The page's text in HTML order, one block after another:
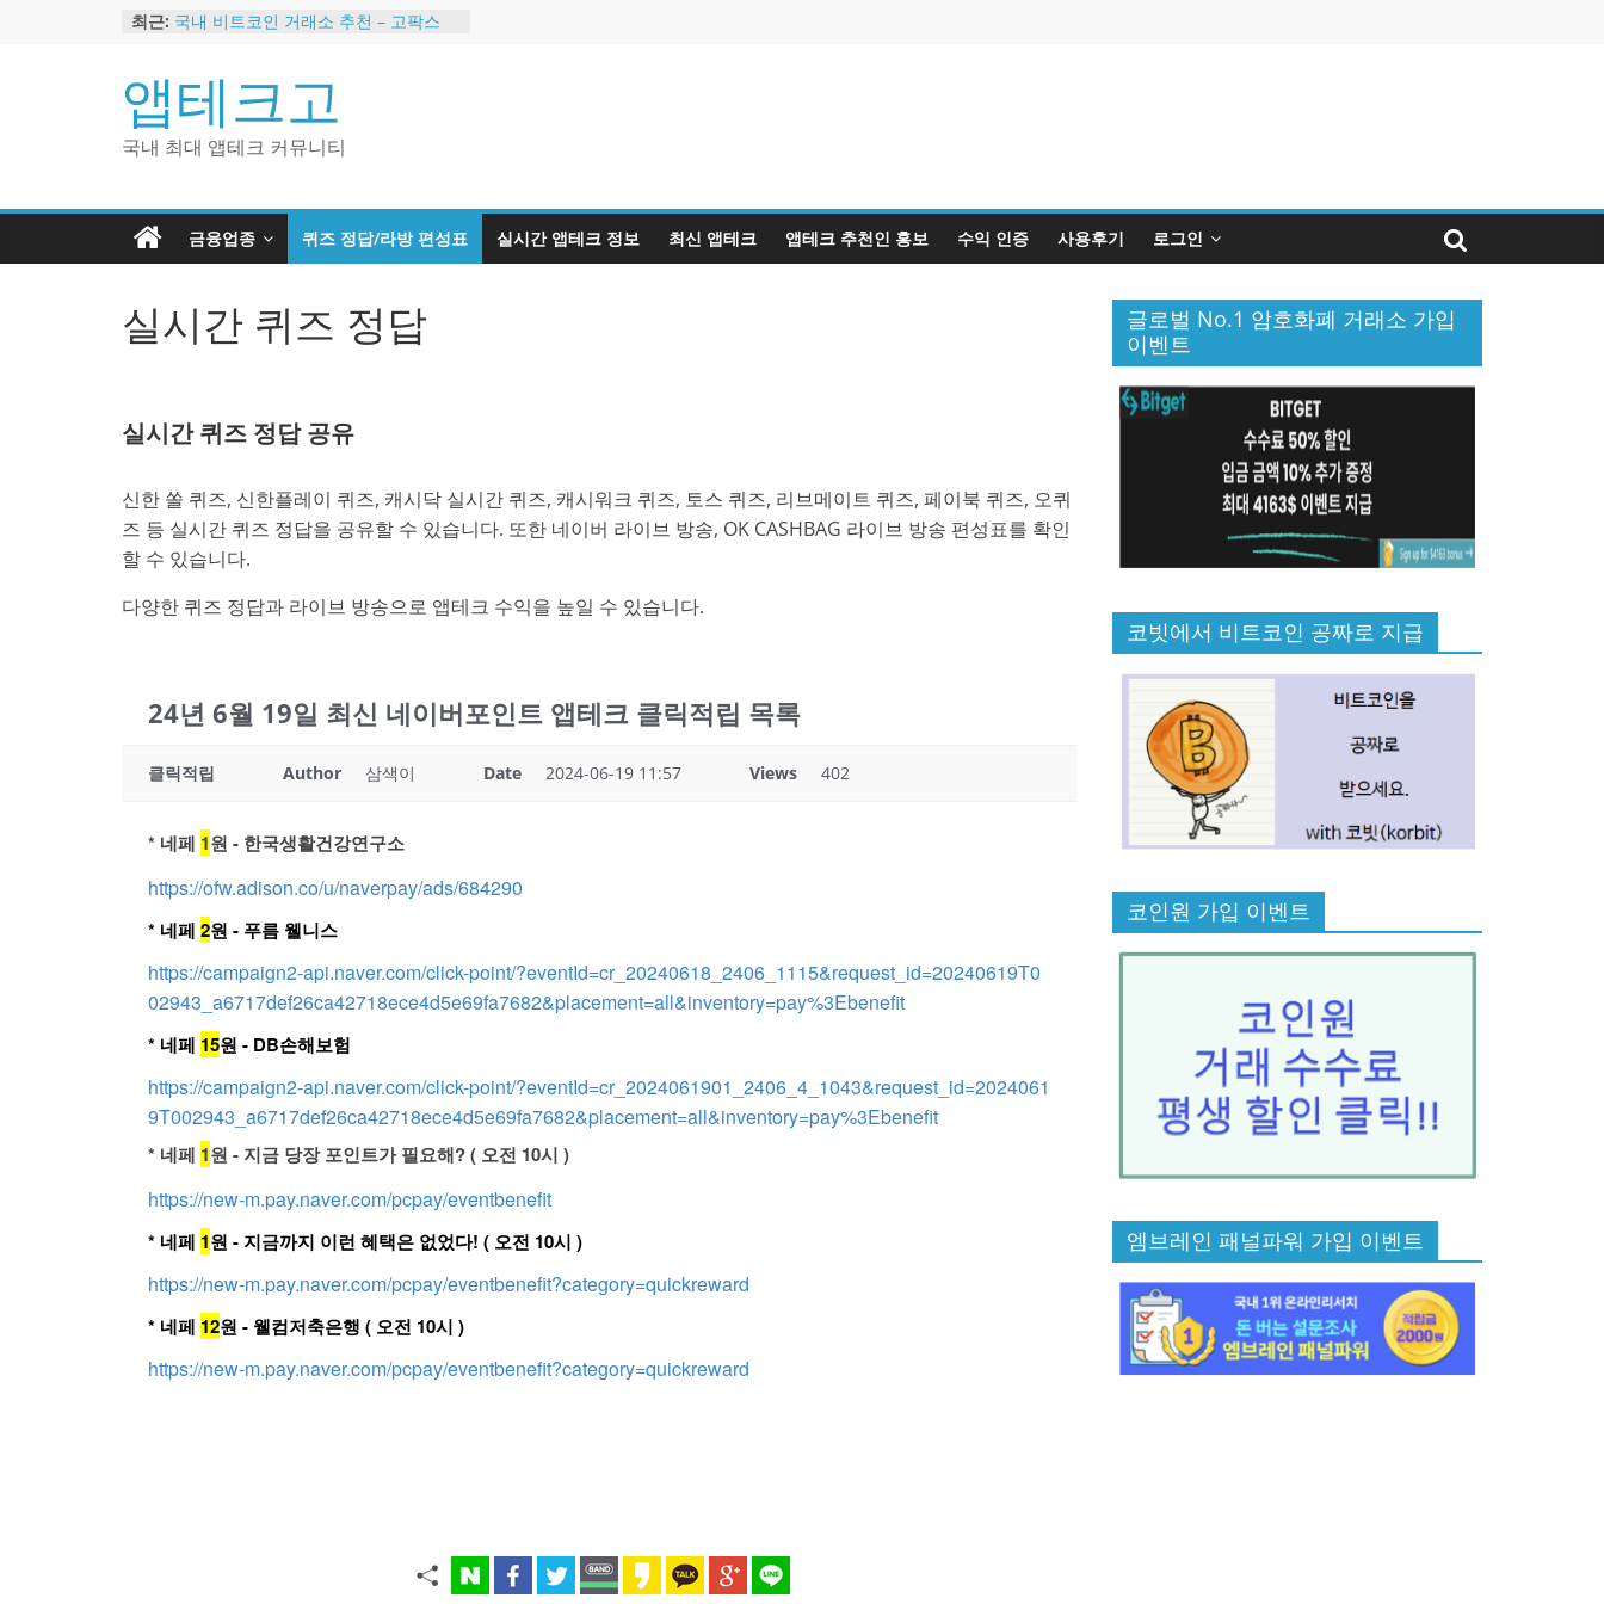
최근: 국내 비트코인 거래소 추천 – 고팍스
2024 강력히 추천하는 은행 멤버십 현
금 앱테크
해외 코인 거래소 추천 순위 BEST 2
현금 지급하는 국내 코인 거래소 추천
앱테크고
국내 최대 앱테크 커뮤니티
금융업종 퀴즈 정답/라방 편성표 실시간 앱테크 정보 최신 앱테크 앱테크 추천인 홍보 수익 인증 사용후기 로그인
실시간 퀴즈 정답
실시간 퀴즈 정답 공유
신한 쏠 퀴즈, 신한플레이 퀴즈, 캐시닥 실시간 퀴즈, 캐시워크 퀴즈, 토스 퀴즈, 리브메이트 퀴즈, 페이북 퀴즈, 오퀴
즈 등 실시간 퀴즈 정답을 공유할 수 있습니다. 또한 네이버 라이브 방송, OK CASHBAG 라이브 방송 편성표를 확인
할 수 있습니다.
다양한 퀴즈 정답과 라이브 방송으로 앱테크 수익을 높일 수 있습니다.
24년 6월 19일 최신 네이버포인트 앱테크 클릭적립 목록
클릭적립 Author 삼색이 Date 2024-06-19 11:57 Views 402
* 네페 1원 - 한국생활건강연구소
https://ofw.adison.co/u/naverpay/ads/684290
* 네페 2원 - 푸름 웰니스
https://campaign2-api.naver.com/click-point/?eventId=cr_20240618_2406_1115&request_id=20240619T0
02943_a6717def26ca42718ece4d5e69fa7682&placement=all&inventory=pay%3Ebenefit
* 네페 15원 - DB손해보험
https://campaign2-api.naver.com/click-point/?eventId=cr_2024061901_2406_4_1043&request_id=2024061
9T002943_a6717def26ca42718ece4d5e69fa7682&placement=all&inventory=pay%3Ebenefit
* 네페 1원 - 지금 당장 포인트가 필요해? ( 오전 10시 )
https://new-m.pay.naver.com/pcpay/eventbenefit
* 네페 1원 - 지금까지 이런 혜택은 없었다! ( 오전 10시 )
https://new-m.pay.naver.com/pcpay/eventbenefit?category=quickreward
* 네페 12원 - 웰컴저축은행 ( 오전 10시 )
https://new-m.pay.naver.com/pcpay/eventbenefit?category=quickreward
글로벌 No.1 암호화폐 거래소 가입
이벤트
코빗에서 비트코인 공짜로 지급
코인원 가입 이벤트
엠브레인 패널파워 가입 이벤트